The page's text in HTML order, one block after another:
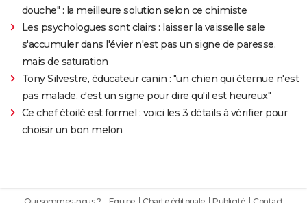
douche" : la meilleure solution selon ce chimiste
Les psychologues sont clairs : laisser la vaisselle sale
s'accumuler dans l'évier n'est pas un signe de paresse,
mais de saturation
Tony Silvestre, éducateur canin : "un chien qui éternue n'est
pas malade, c'est un signe pour dire qu'il est heureux"
Ce chef étoilé est formel : voici les 3 détails à vérifier pour
choisir un bon melon